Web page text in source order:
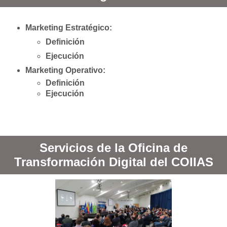
Marketing Estratégico:
Definición
Ejecución
Marketing Operativo:
Definición
Ejecución
Servicios de la Oficina de
Transformación Digital del COIIAS